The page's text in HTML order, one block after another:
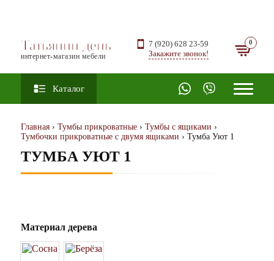
Татьянин день
интернет-магазин мебели
7 (920) 628 23-59
Закажите звонок!
Каталог
Главная › Тумбы прикроватные › Тумбы с ящиками ›
Тумбочки прикроватные с двумя ящиками › Тумба Уют 1
ТУМБА УЮТ 1
Материал дерева